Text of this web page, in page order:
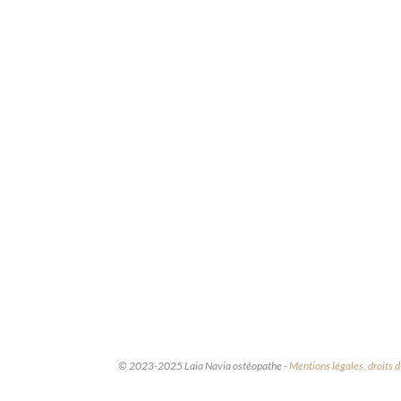
© 2023-2025 Laia Navia ostéopathe -Mentions légales, droits